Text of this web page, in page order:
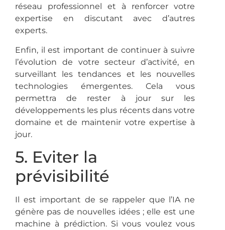
réseau professionnel et à renforcer votre
expertise en discutant avec d’autres
experts.
Enfin, il est important de continuer à suivre
l’évolution de votre secteur d’activité, en
surveillant les tendances et les nouvelles
technologies émergentes. Cela vous
permettra de rester à jour sur les
développements les plus récents dans votre
domaine et de maintenir votre expertise à
jour.
5. Eviter la
prévisibilité
Il est important de se rappeler que l’IA ne
génère pas de nouvelles idées ; elle est une
machine à prédiction. Si vous voulez vous